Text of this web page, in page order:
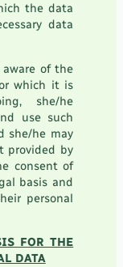
the data
data
of the
which it is
she/he
use such
she/he may
provided by
consent of
basis and
personal
FOR THE
DATA